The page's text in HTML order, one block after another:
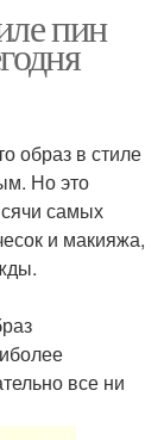
пин
образ в стиле
Но это
самых
и макияжа,
все ни